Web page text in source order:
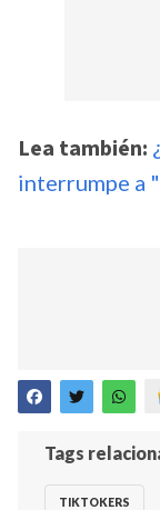
Lea también:
interrumpe a
Tags
TIKTOKERS